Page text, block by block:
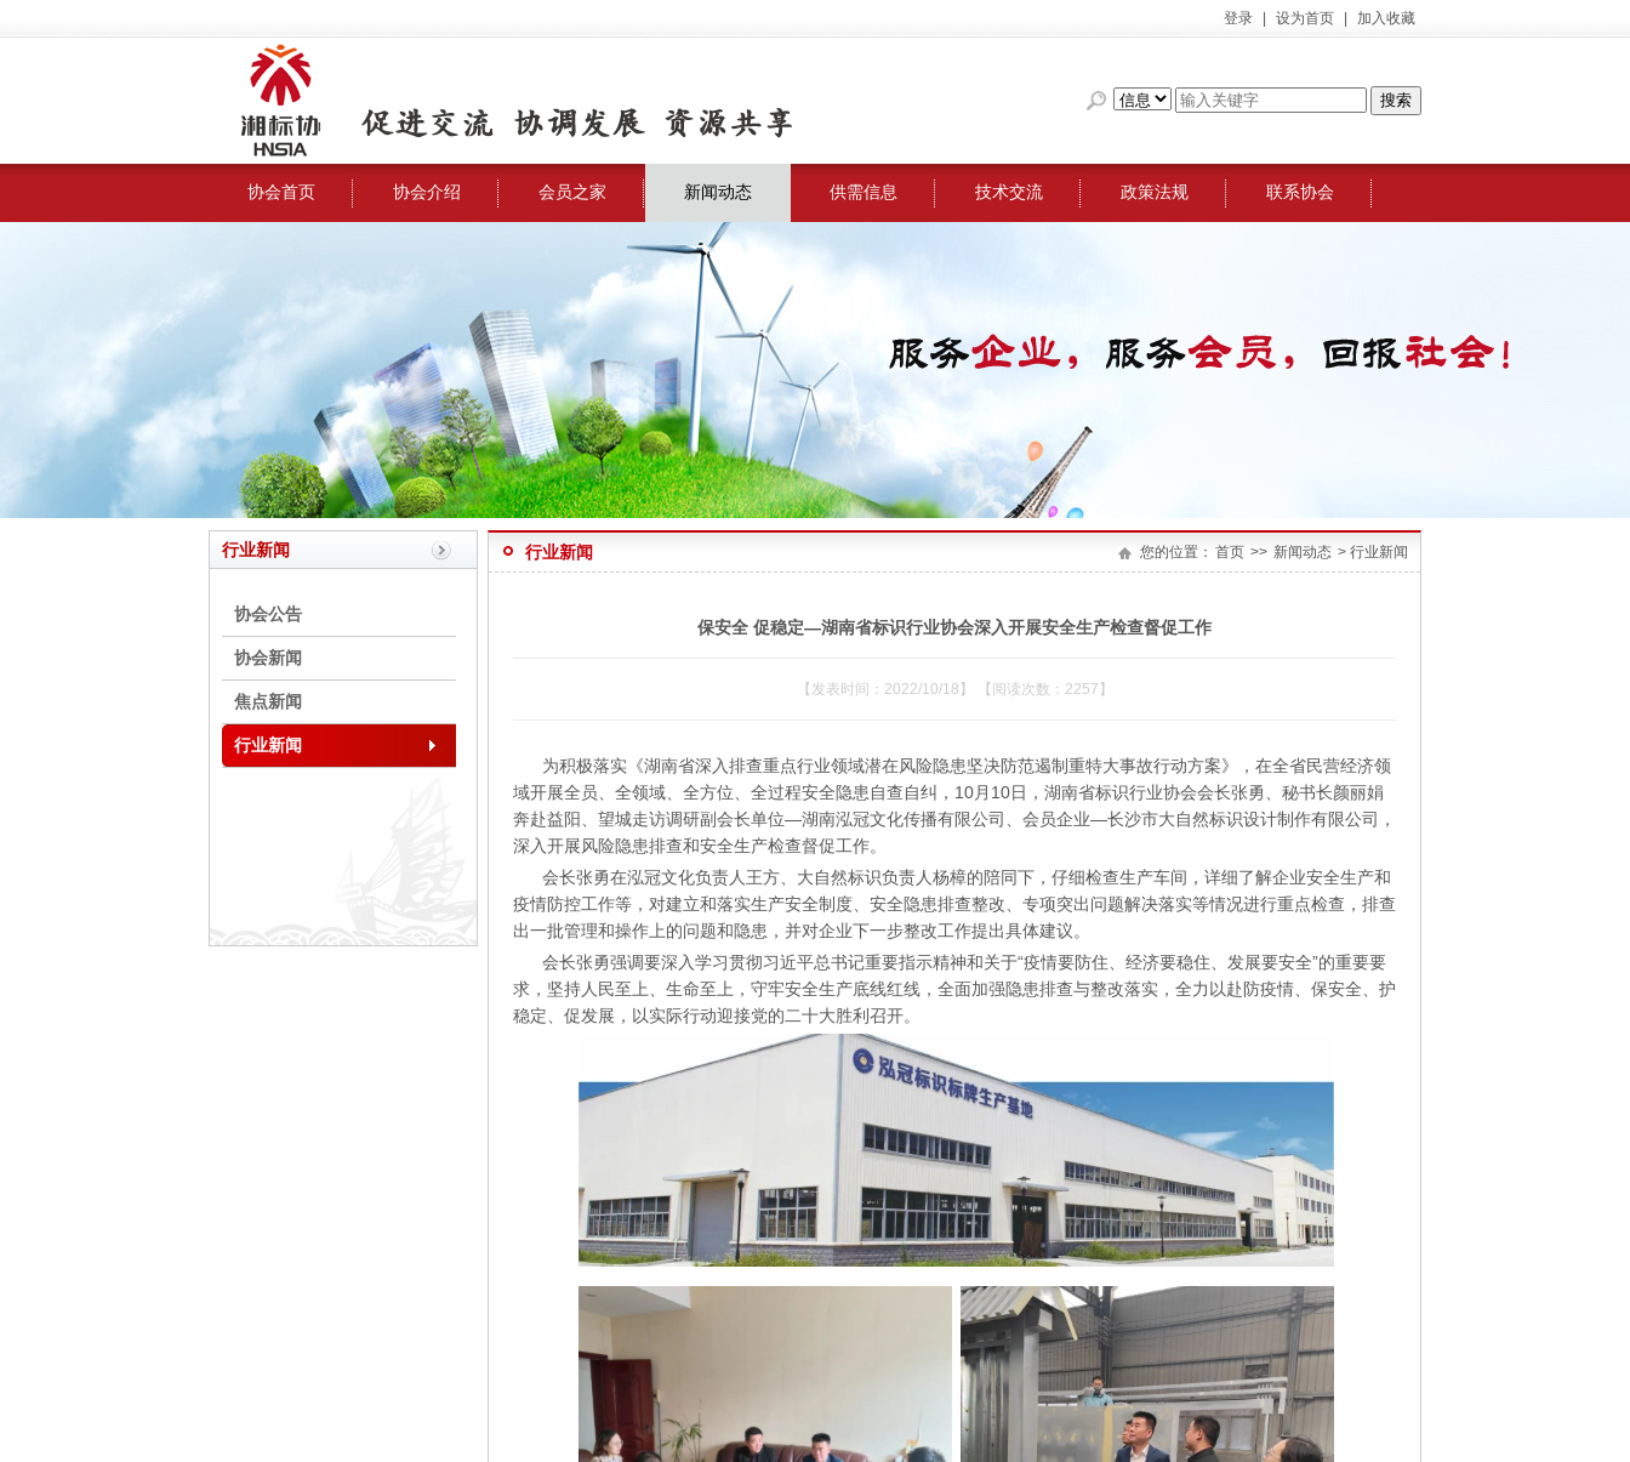
登录 设为首页 加入收藏
协会首页 协会介绍 会员之家 新闻动态 供需信息 技术交流 政策法规 联系协会
行业新闻
协会公告
协会新闻
焦点新闻
行业新闻
行业新闻 您的位置： 首页 >> 新闻动态 > 行业新闻
保安全 促稳定—湖南省标识行业协会深入开展安全生产检查督促工作
【发表时间：2022/10/18】 【阅读次数：2257】
为积极落实《湖南省深入排查重点行业领域潜在风险隐患坚决防范遏制重特大事故行动方案》，在全省民营经济领
域开展全员、全领域、全方位、全过程安全隐患自查自纠，10月10日，湖南省标识行业协会会长张勇、秘书长颜丽娟
奔赴益阳、望城走访调研副会长单位—湖南泓冠文化传播有限公司、会员企业—长沙市大自然标识设计制作有限公司，
深入开展风险隐患排查和安全生产检查督促工作。
会长张勇在泓冠文化负责人王方、大自然标识负责人杨樟的陪同下，仔细检查生产车间，详细了解企业安全生产和
疫情防控工作等，对建立和落实生产安全制度、安全隐患排查整改、专项突出问题解决落实等情况进行重点检查，排查
出一批管理和操作上的问题和隐患，并对企业下一步整改工作提出具体建议。
会长张勇强调要深入学习贯彻习近平总书记重要指示精神和关于“疫情要防住、经济要稳住、发展要安全”的重要要
求，坚持人民至上、生命至上，守牢安全生产底线红线，全面加强隐患排查与整改落实，全力以赴防疫情、保安全、护
稳定、促发展，以实际行动迎接党的二十大胜利召开。